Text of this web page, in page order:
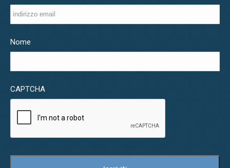
Nome
CAPTCHA